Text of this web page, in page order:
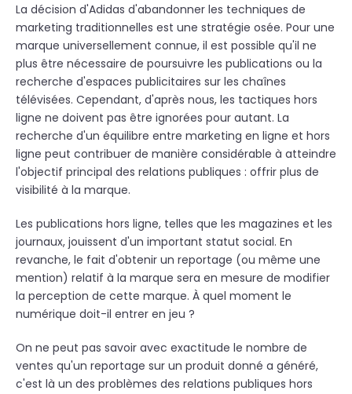
La décision d'Adidas d'abandonner les techniques de
marketing traditionnelles est une stratégie osée. Pour une
marque universellement connue, il est possible qu'il ne
plus être nécessaire de poursuivre les publications ou la
recherche d'espaces publicitaires sur les chaînes
télévisées. Cependant, d'après nous, les tactiques hors
ligne ne doivent pas être ignorées pour autant. La
recherche d'un équilibre entre marketing en ligne et hors
ligne peut contribuer de manière considérable à atteindre
l'objectif principal des relations publiques : offrir plus de
visibilité à la marque.
Les publications hors ligne, telles que les magazines et les
journaux, jouissent d'un important statut social. En
revanche, le fait d'obtenir un reportage (ou même une
mention) relatif à la marque sera en mesure de modifier
la perception de cette marque. À quel moment le
numérique doit-il entrer en jeu ?
On ne peut pas savoir avec exactitude le nombre de
ventes qu'un reportage sur un produit donné a généré,
c'est là un des problèmes des relations publiques hors